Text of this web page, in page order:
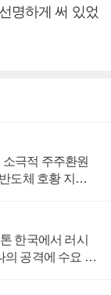
명하게 써 있었
극적 주주환원
도체 호황 지속
한국에서 러시
의 공격에 수요 늘